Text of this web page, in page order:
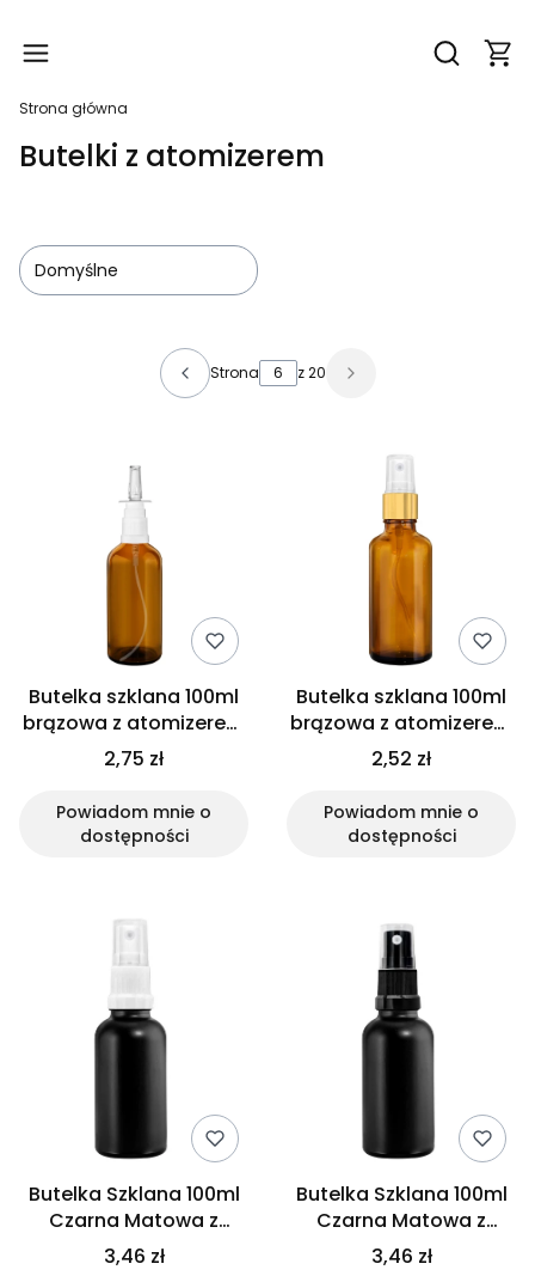
Otwórz
Strona główna
Butelki z atomizerem
Domyślne
Lista produktów
Strona z 20
Butelka szklana 100ml
brązowa z atomizerem
do nosa
2,75 zł
Powiadom mnie o
dostępności
Butelka szklana 100ml
brązowa z atomizerem
złotym
2,52 zł
Powiadom mnie o
dostępności
Butelka Szklana 100ml
Czarna Matowa z
Atomizerem Białym
3,46 zł
Butelka Szklana 100ml
Czarna Matowa z
Atomizerem Czarnym
3,46 zł